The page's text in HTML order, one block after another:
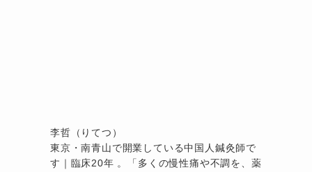
李哲（りてつ）
東京・南青山で開業している中国人鍼灸師で
す｜臨床20年 。「多くの慢性痛や不調を、薬